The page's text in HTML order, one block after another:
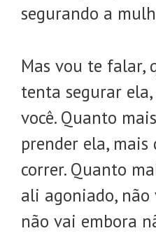
segurando a
Mas vou te falar,
tenta segurar
você. Quanto
prender ela,
correr. Quanto
ali agoniado, não
não vai embora